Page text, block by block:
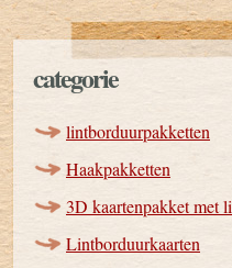
categorie
lintborduurpakketten
Haakpakketten
3D kaartenpakket met
Lintborduurkaarten